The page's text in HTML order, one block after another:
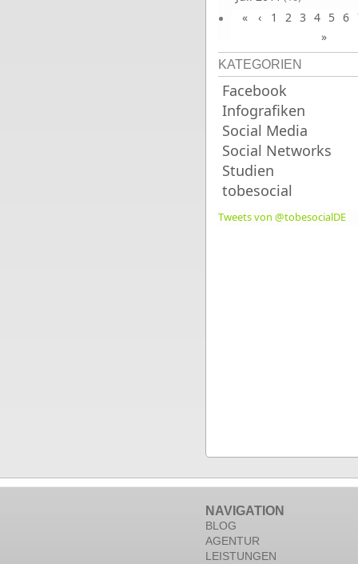
Juni 2011(9)
« ‹ 1 2 3 4 5 6
»
KATEGORIEN
Facebook
Infografiken
Social Media
Social Networks
Studien
tobesocial
Tweets von @tobesocialDE
NAVIGATION
BLOG
AGENTUR
LEISTUNGEN